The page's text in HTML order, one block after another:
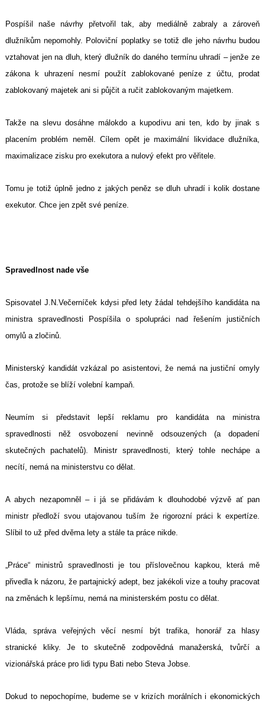
Pospíšil naše návrhy přetvořil tak, aby mediálně zabraly a zároveň
dlužníkům nepomohly. Poloviční poplatky se totiž dle jeho návrhu budou
vztahovat jen na dluh, který dlužník do daného termínu uhradí – jenže ze
zákona k uhrazení nesmí použít zablokované peníze z účtu, prodat
zablokovaný majetek ani si půjčit a ručit zablokovaným majetkem.
Takže na slevu dosáhne málokdo a kupodivu ani ten, kdo by jinak s
placením problém neměl. Cílem opět je maximální likvidace dlužníka,
maximalizace zisku pro exekutora a nulový efekt pro věřitele.
Tomu je totiž úplně jedno z jakých peněz se dluh uhradí i kolik dostane
exekutor. Chce jen zpět své peníze.
Spravedlnost nade vše
Spisovatel J.N.Večerníček kdysi před lety žádal tehdejšího kandidáta na
ministra spravedlnosti Pospíšila o spolupráci nad řešením justičních
omylů a zločinů.
Ministerský kandidát vzkázal po asistentovi, že nemá na justiční omyly
čas, protože se blíží volební kampaň.
Neumím si představit lepší reklamu pro kandidáta na ministra
spravedlnosti něž osvobození nevinně odsouzených (a dopadení
skutečných pachatelů). Ministr spravedlnosti, který tohle nechápe a
necítí, nemá na ministerstvu co dělat.
A abych nezapomněl – i já se přidávám k dlouhodobé výzvě ať pan
ministr předloží svou utajovanou tuším že rigorozní práci k expertíze.
Slíbil to už před dvěma lety a stále ta práce nikde.
„Práce“ ministrů spravedlnosti je tou příslovečnou kapkou, která mě
přivedla k názoru, že partajnický adept, bez jakékoli vize a touhy pracovat
na změnách k lepšímu, nemá na ministerském postu co dělat.
Vláda, správa veřejných věcí nesmí být trafika, honorář za hlasy
stranické kliky. Je to skutečně zodpovědná manažerská, tvůrčí a
vizionářská práce pro lidi typu Bati nebo Steva Jobse.
Dokud to nepochopíme, budeme se v krizích morálních i ekonomických